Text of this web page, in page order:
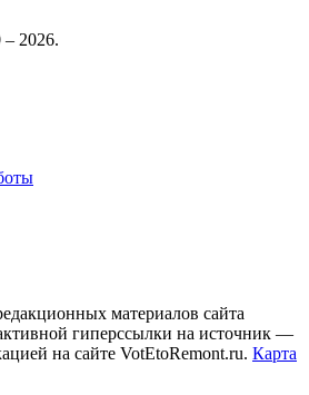
– 2026.
материалов сайта
активной гиперссылки на источник —
на сайте VotEtoRemont.ru. Карта